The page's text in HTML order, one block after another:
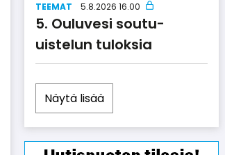
TEEMAT 5.8.2026 16.00
Ouluvesi soutu-
uistelun tuloksia
Näytä lisää